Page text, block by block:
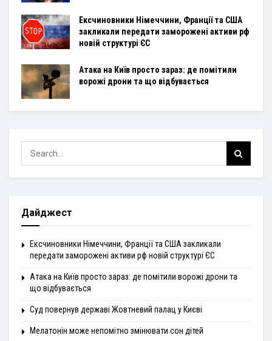
Ексчиновники Німеччини, Франції та США
закликали передати заморожені активи рф
новій структурі ЄС
Атака на Київ просто зараз: де помітили
ворожі дрони та що відбувається
Дайджест
Ексчиновники Німеччини, Франції та США закликали
передати заморожені активи рф новій структурі ЄС
Атака на Київ просто зараз: де помітили ворожі дрони та
що відбувається
Суд повернув державі Жовтневий палац у Києві
Мелатонін може непомітно змінювати сон дітей